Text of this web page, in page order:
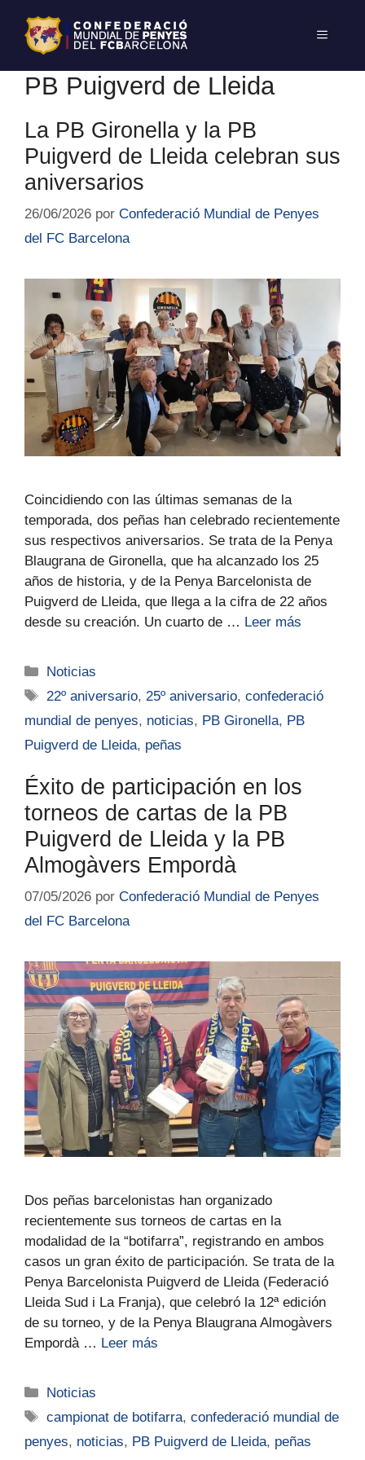
PB Puigverd de Lleida
La PB Gironella y la PB
Puigverd de Lleida celebran sus
aniversarios
26/06/2026 por Confederació Mundial de Penyes
del FC Barcelona
Coincidiendo con las últimas semanas de la
temporada, dos peñas han celebrado recientemente
sus respectivos aniversarios. Se trata de la Penya
Blaugrana de Gironella, que ha alcanzado los 25
años de historia, y de la Penya Barcelonista de
Puigverd de Lleida, que llega a la cifra de 22 años
desde su creación. Un cuarto de … Leer más
Noticias
22º aniversario,25º aniversario,confederació
mundial de penyes, noticias, PB Gironella, PB
Puigverd de Lleida, peñas
Éxito de participación en los
torneos de cartas de la PB
Puigverd de Lleida y la PB
Almogàvers Empordà
07/05/2026 por Confederació Mundial de Penyes
del FC Barcelona
Dos peñas barcelonistas han organizado
recientemente sus torneos de cartas en la
modalidad de la “botifarra”, registrando en ambos
casos un gran éxito de participación. Se trata de la
Penya Barcelonista Puigverd de Lleida (Federació
Lleida Sud i La Franja), que celebró la 12ª edición
de su torneo, y de la Penya Blaugrana Almogàvers
Empordà … Leer más
Noticias
campionat de botifarra,confederació mundial de
penyes, noticias, PB Puigverd de Lleida, peñas